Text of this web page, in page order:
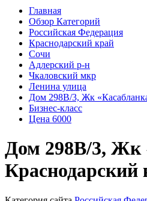
Главная
Обзор Категорий
Российская Федерация
Краснодарский край
Сочи
Адлерский р-н
Чкаловский мкр
Ленина улица
Дом 298В/3, Жк
Бизнес-класс
Цена 6000
Дом 298В/3, Жк
Краснодарский